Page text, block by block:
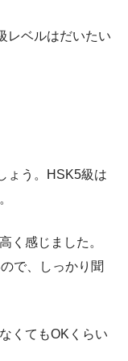
レベルはだいたい
ょう。HSK5級は
く感じました。
で、しっかり聞
くてもOKくらい